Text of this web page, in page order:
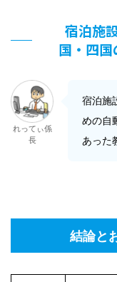
宿泊施
国・四国
れってぃ係
長
宿泊施
めの自
あった
結論と